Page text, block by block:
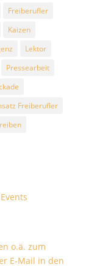
Freiberufler
Kaizen
Lektor
Pressearbeit
Freiberufler
o.ä. zum
E-Mail in den